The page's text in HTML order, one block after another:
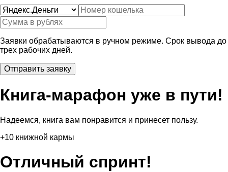
Заявки обрабатываются в ручном режиме. Срок вывода до
трех рабочих дней.
Книга-марафон уже в пути!
Надеемся, книга вам понравится и принесет пользу.
+10 книжной кармы
Отличный спринт!